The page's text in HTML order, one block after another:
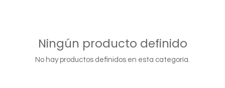
Ningún producto definido
No hay productos definidos en esta categoría.